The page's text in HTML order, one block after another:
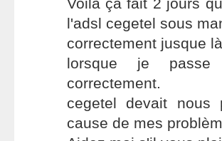
l'adsl cegetel sous
correctement jusque
lorsque je passe
correctement.
cegetel devait
cause de mes